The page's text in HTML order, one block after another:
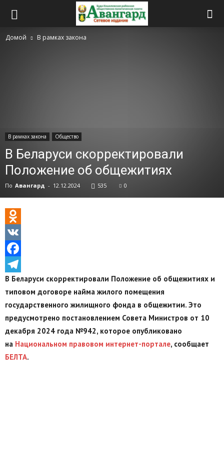
Домой В рамках закона
В рамках закона Общество
В Беларуси скорректировали
Положение об общежитиях
По Авангард - 12.12.2024 535 0
Odnoklassniki
VK
Facebook
Telegram
В Беларуси скорректировали Положение об общежитиях и
типовом договоре найма жилого помещения
государственного жилищного фонда в общежитии. Это
предусмотрено постановлением Совета Министров от 10
декабря 2024 года №942, которое опубликовано
на Национальном правовом интернет-портале, сообщает
БЕЛТА.